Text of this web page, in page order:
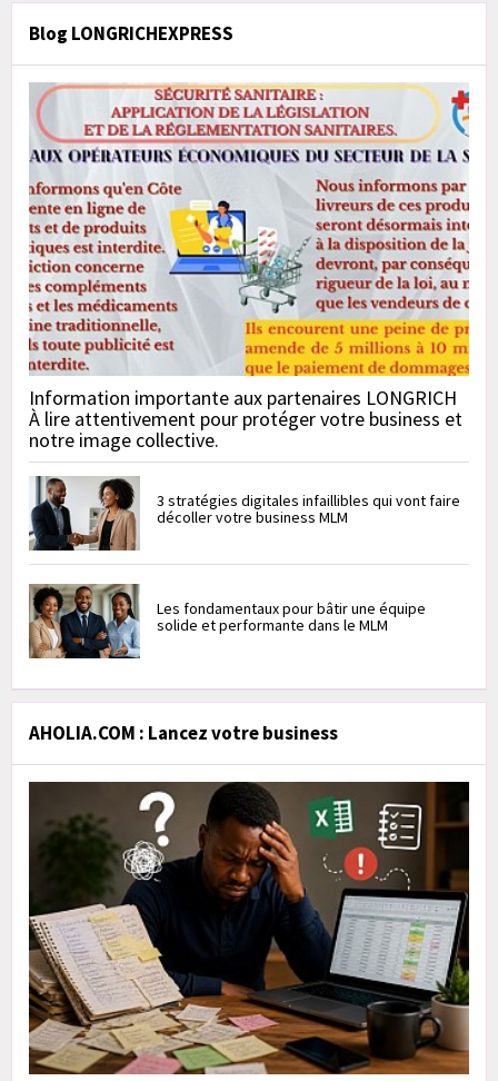
Blog LONGRICHEXPRESS
Information importante aux partenaires LONGRICH
À lire attentivement pour protéger votre business et
notre image collective.
3 stratégies digitales infaillibles qui vont faire
décoller votre business MLM
Les fondamentaux pour bâtir une équipe
solide et performante dans le MLM
AHOLIA.COM : Lancez votre business